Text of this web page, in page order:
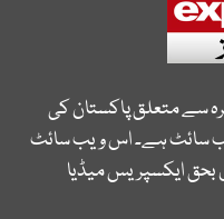
سے متعلق پاکستان کی
سائٹ ہے۔ اس ویب سائٹ
بحق ایکسپریس میڈیا